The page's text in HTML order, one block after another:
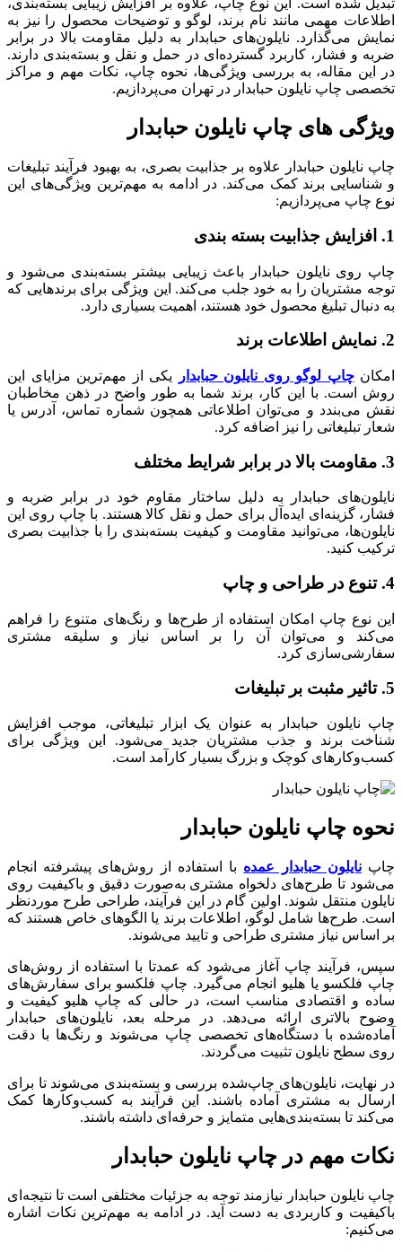
تبدیل شده است. این نوع چاپ، علاوه بر افزایش زیبایی بسته‌بندی،
اطلاعات مهمی مانند نام برند، لوگو و توضیحات محصول را نیز به
نمایش می‌گذارد. نایلون‌های حبابدار به دلیل مقاومت بالا در برابر
ضربه و فشار، کاربرد گسترده‌ای در حمل و نقل و بسته‌بندی دارند.
در این مقاله، به بررسی ویژگی‌ها، نحوه چاپ، نکات مهم و مراکز
تخصصی چاپ نایلون حبابدار در تهران می‌پردازیم.
ویژگی های چاپ نایلون حبابدار
چاپ نایلون حبابدار علاوه بر جذابیت بصری، به بهبود فرآیند تبلیغات
و شناسایی برند کمک می‌کند. در ادامه به مهم‌ترین ویژگی‌های این
نوع چاپ می‌پردازیم:
1. افزایش جذابیت بسته ‌بندی
چاپ روی نایلون حبابدار باعث زیبایی بیشتر بسته‌بندی می‌شود و
توجه مشتریان را به خود جلب می‌کند. این ویژگی برای برندهایی که
به دنبال تبلیغ محصول خود هستند، اهمیت بسیاری دارد.
2. نمایش اطلاعات برند
امکان چاپ لوگو روی نایلون حبابدار
یکی از مهم‌ترین مزایای این
روش است. با این کار، برند شما به طور واضح در ذهن مخاطبان
نقش می‌بندد و می‌توان اطلاعاتی همچون شماره تماس، آدرس یا
شعار تبلیغاتی را نیز اضافه کرد.
3. مقاومت بالا در برابر شرایط مختلف
نایلون‌های حبابدار به دلیل ساختار مقاوم خود در برابر ضربه و
فشار، گزینه‌ای ایده‌آل برای حمل و نقل کالا هستند. با چاپ روی این
نایلون‌ها، می‌توانید مقاومت و کیفیت بسته‌بندی را با جذابیت بصری
ترکیب کنید.
4. تنوع در طراحی و چاپ
این نوع چاپ امکان استفاده از طرح‌ها و رنگ‌های متنوع را فراهم
می‌کند و می‌توان آن را بر اساس نیاز و سلیقه مشتری
سفارشی‌سازی کرد.
5. تاثیر مثبت بر تبلیغات
چاپ نایلون حبابدار به عنوان یک ابزار تبلیغاتی، موجب افزایش
شناخت برند و جذب مشتریان جدید می‌شود. این ویژگی برای
کسب‌وکارهای کوچک و بزرگ بسیار کارآمد است.
نحوه چاپ نایلون حبابدار
چاپ نایلون حبابدار عمده با استفاده از روش‌های پیشرفته انجام
می‌شود تا طرح‌های دلخواه مشتری به‌صورت دقیق و باکیفیت روی
نایلون منتقل شوند. اولین گام در این فرآیند، طراحی طرح موردنظر
است. طرح‌ها شامل لوگو، اطلاعات برند یا الگوهای خاص هستند که
بر اساس نیاز مشتری طراحی و تایید می‌شوند.
سپس، فرآیند چاپ آغاز می‌شود که عمدتا با استفاده از روش‌های
چاپ فلکسو یا هلیو انجام می‌گیرد. چاپ فلکسو برای سفارش‌های
ساده و اقتصادی مناسب است، در حالی که چاپ هلیو کیفیت و
وضوح بالاتری ارائه می‌دهد. در مرحله بعد، نایلون‌های حبابدار
آماده‌شده با دستگاه‌های تخصصی چاپ می‌شوند و رنگ‌ها با دقت
روی سطح نایلون تثبیت می‌گردند.
در نهایت، نایلون‌های چاپ‌شده بررسی و بسته‌بندی می‌شوند تا برای
ارسال به مشتری آماده باشند. این فرآیند به کسب‌وکارها کمک
می‌کند تا بسته‌بندی‌هایی متمایز و حرفه‌ای داشته باشند.
نکات مهم در چاپ نایلون حبابدار
چاپ نایلون حبابدار نیازمند توجه به جزئیات مختلفی است تا نتیجه‌ای
باکیفیت و کاربردی به دست آید. در ادامه به مهم‌ترین نکات اشاره
می‌کنیم: